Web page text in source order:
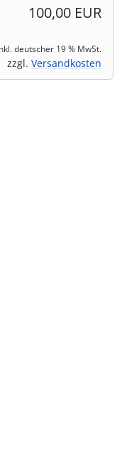
100,00 EUR
deutscher 19 % MwSt.
zzgl. Versandkosten